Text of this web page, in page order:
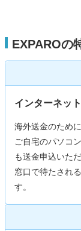
EXPAROの
インターネッ
海外送金のため
ご自宅のパソコ
も送金申込いただ
窓口で待たされ
す。